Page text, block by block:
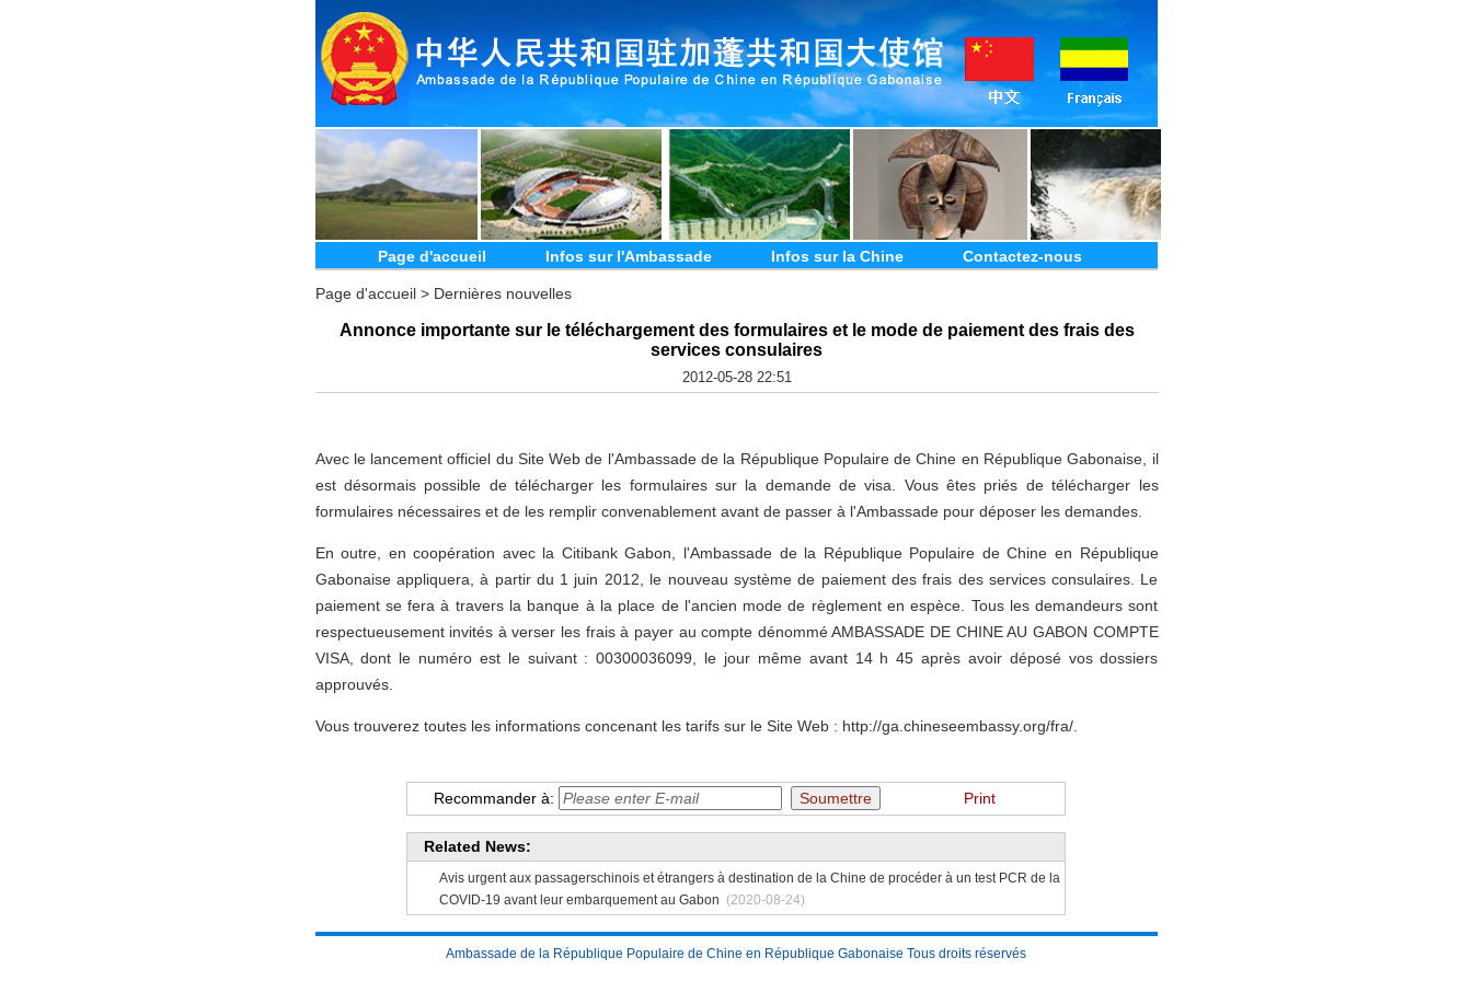
Page d'accueil Infos sur l'Ambassade Infos sur la Chine Contactez-nous
Page d'accueil> Dernières nouvelles
Annonce importante sur le téléchargement des formulaires et le mode de paiement des frais des
services consulaires
2012-05-28 22:51
Avec le lancement officiel du Site Web de l'Ambassade de la RépubliquePopulairede Chine en République Gabonaise, il
est désormais possible de télécharger les formulaires sur la demande de visa. Vous êtes priés de télécharger les
formulaires nécessaires et de les remplir convenablement avant de passer à l'Ambassade pour déposer les demandes.
En outre, en coopération avec la CitibankGabon , l'Ambassade de la RépubliquePopulaire de Chine en République
Gabonaise appliquera, à partir du 1 juin 2012, le nouveau système de paiement des frais des services consulaires. Le
paiement se fera à travers la banque à la place de l'ancien mode de règlement en espèce. Tous les demandeurs sont
respectueusement invités à verser les frais à payer au compte dénommé AMBASSADE DE CHINE AU GABON COMPTE
VISA, dont le numéro est le suivant : 00300036099, le jour même avant 14 h 45 après avoir déposé vos dossiers
approuvés.
Vous trouverez toutes les informations concenant les tarifs sur le Site Web : http://ga.chineseembassy.org/fra/.
Recommander à: Print
Related News:
Avis urgent aux passagerschinois et étrangers à destination de la Chine de procéder à un test PCR de la
COVID-19 avant leur embarquement au Gabon (2020-08-24)
Ambassade de la République Populaire de Chine en République Gabonaise Tous droits réservés